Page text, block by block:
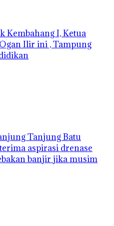
Kembahang I, Ketua
Ilir ini , Tampung
Tanjung Batu
aspirasi drenase
banjir jika musim